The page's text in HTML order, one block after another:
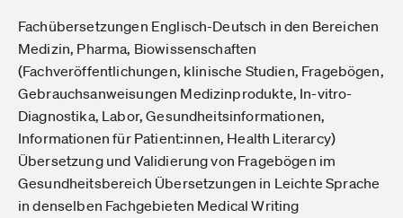
Fachübersetzungen Englisch-Deutsch in den Bereichen
Medizin, Pharma, Biowissenschaften
(Fachveröffentlichungen, klinische Studien, Fragebögen,
Gebrauchsanweisungen Medizinprodukte, In-vitro-
Diagnostika, Labor, Gesundheitsinformationen,
Informationen für Patient:innen, Health Literarcy)
Übersetzung und Validierung von Fragebögen im
Gesundheitsbereich Übersetzungen in Leichte Sprache
in denselben Fachgebieten Medical Writing